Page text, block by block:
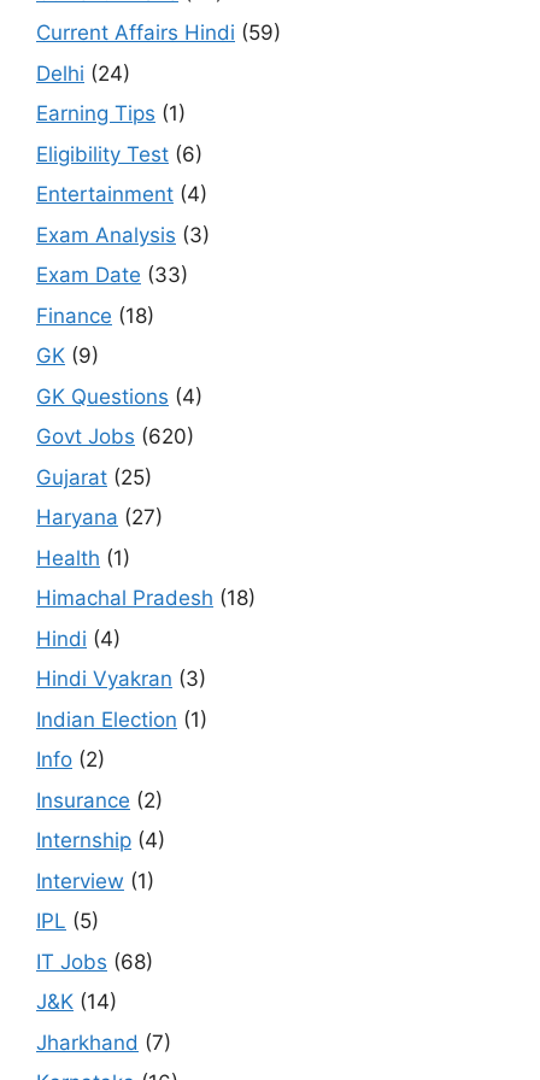
Current Affairs Hindi (59)
Delhi (24)
Earning Tips (1)
Eligibility Test (6)
Entertainment (4)
Exam Analysis (3)
Exam Date (33)
Finance (18)
GK (9)
GK Questions (4)
Govt Jobs (620)
Gujarat (25)
Haryana (27)
Health (1)
Himachal Pradesh (18)
Hindi (4)
Hindi Vyakran (3)
Indian Election (1)
Info (2)
Insurance (2)
Internship (4)
Interview (1)
IPL (5)
IT Jobs (68)
J&K (14)
Jharkhand (7)